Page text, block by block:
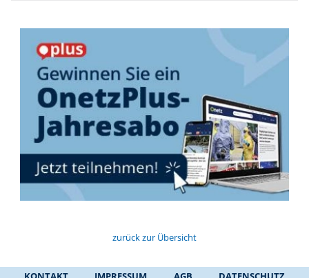
zurück zur Übersicht